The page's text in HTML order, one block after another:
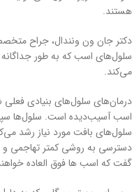
هستند.
دکتر جان ون ونندال، جراح
سلول‌های اسب که به طور
می‌کند.
درمان‌های سلول‌های بنیادی فعلی
اسب آسیب‌دیده است. سلول‌ها
سلول‌های بافت مورد نیاز رشد
دسترسی به روشی کمتر تهاجمی و
گفت که اسب ها فوق العاده